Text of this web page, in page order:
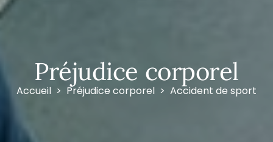
Préjudice corporel
Accueil Préjudice corporel Accident de sport